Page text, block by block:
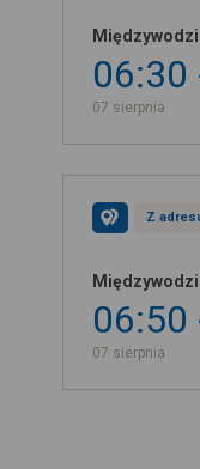
06:30
07 sierpnia
Z
06:50
07 sierpnia